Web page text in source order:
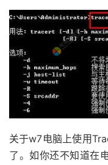
关于w7电脑上使用
了。如你还不知道在